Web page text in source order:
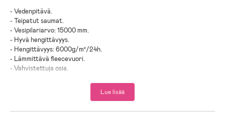
- Vedenpitävä.
- Teipatut saumat.
- Vesipilariarvo: 15000 mm.
- Hyvä hengittävyys.
- Hengittävyys: 6000g/m²/24h.
- Lämmittävä fleecevuori.
- Vahvistettuja osia.
- Irrotettavat ja säädettävät jalkalenkit.
Lue lisää